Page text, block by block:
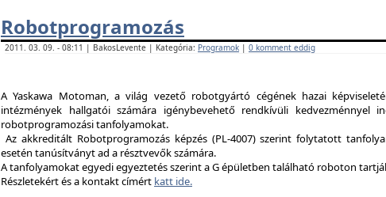
Robotprogramozás
2011. 03. 09. - 08:11 | BakosLevente | Kategória: Programok | 0 komment eddig
A Yaskawa Motoman, a világ vezető robotgyártó cégének hazai
intézmények hallgatói számára igénybevehető rendkívüli
robotprogramozási tanfolyamokat.
Az akkreditált Robotprogramozás képzés (PL-4007) szerint folytatott
esetén tanúsítványt ad a résztvevők számára.
A tanfolyamokat egyedi egyeztetés szerint a G épületben található roboton
Részletekért és a kontakt címért katt ide.